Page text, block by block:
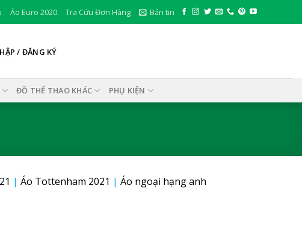
Áo Euro 2020 Tra Cứu Đơn Hàng Bản tin
/ ĐĂNG KÝ
ĐỒ THỂ THAO KHÁC PHỤ KIỆN
| Áo Tottenham 2021 | Áo ngoại hạng anh